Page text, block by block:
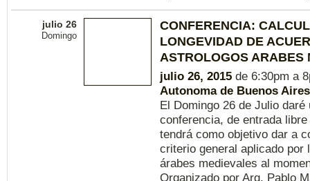
julio 26
Domingo
CONFERENCIA:
LONGEVIDAD DE
ASTROLOGOS ARABES
julio 26, 2015 de 6:30pm a
Autonoma de Buenos Aires
El Domingo 26 de Julio daré
conferencia, de entrada
tendrá como objetivo dar a
criterio general aplicado por
árabes medievales al
Organizado por Arq. Pablo